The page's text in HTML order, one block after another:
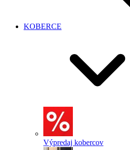
KOBERCE
Výpredaj kobercov